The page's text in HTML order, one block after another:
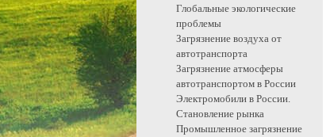
Глобальные экологические
проблемы
Загрязнение воздуха от
автотранспорта
Загрязнение атмосферы
автотранспортом в России
Электромобили в России.
Становление рынка
Промышленное загрязнение